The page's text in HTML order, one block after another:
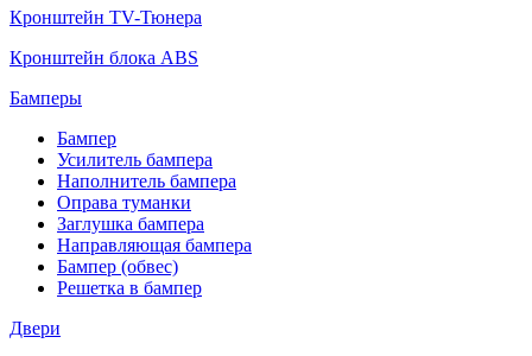
Кронштейн TV-Тюнера
Кронштейн блока ABS
Бамперы
Бампер
Усилитель бампера
Наполнитель бампера
Оправа туманки
Заглушка бампера
Направляющая бампера
Бампер (обвес)
Решетка в бампер
Двери